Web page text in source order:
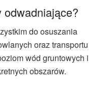
odwadniające?
do osuszania
oraz transportu
wód gruntowych i
obszarów.